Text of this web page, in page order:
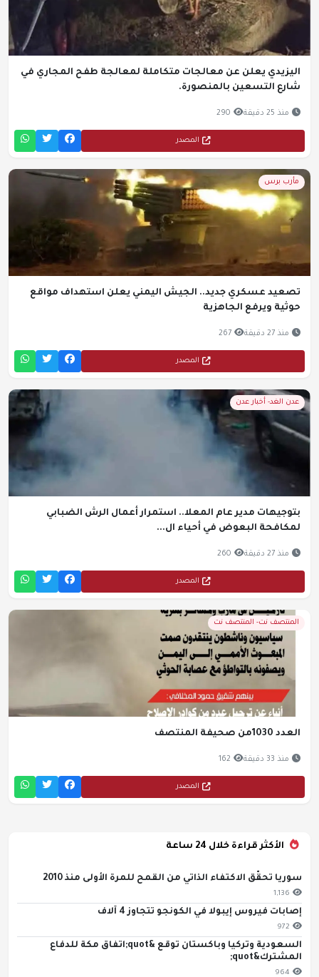
اليزيدي يعلن عن معالجات متكاملة لمعالجة طفح المجاري في
شارع التسعين بالمنصورة.
منذ 25 دقيقة 290
المصدر
مأرب برس
تصعيد عسكري جديد.. الجيش اليمني يعلن استهداف مواقع
حوثية ويرفع الجاهزية
منذ 27 دقيقة 267
المصدر
عدن الغد- أخبار عدن
بتوجيهات مدير عام المعلا.. استمرار أعمال الرش الضبابي
لمكافحة البعوض في أحياء ال...
منذ 27 دقيقة 260
المصدر
المنتصف نت- المنتصف نت
العدد 1030من صحيفة المنتصف
منذ 33 دقيقة 162
المصدر
الأكثر قراءة خلال 24 ساعة
سوريا تحقّق الاكتفاء الذاتي من القمح للمرة الأولى منذ 2010
1,136
إصابات فيروس إيبولا في الكونجو تتجاوز 4 آلاف
972
السعودية وتركيا وباكستان توقع &quot;اتفاق مكة للدفاع
المشترك&quot;
964